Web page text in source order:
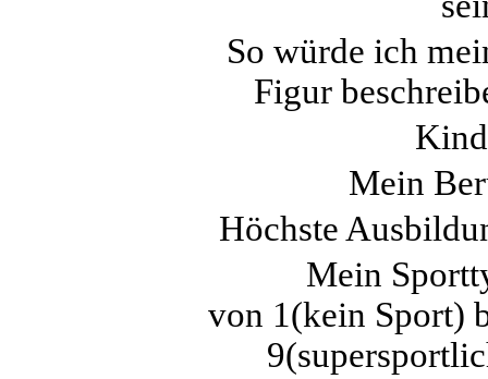
So würde ich
Figur
Mein
Höchste
Mein
von 1(kein Sport)